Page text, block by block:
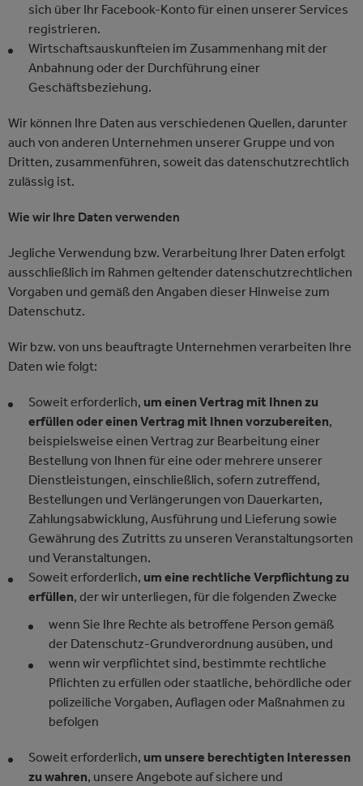
sich über Ihr Facebook-Konto für einen unserer Services
registrieren.
Wirtschaftsauskunfteien im Zusammenhang mit der
Anbahnung oder der Durchführung einer
Geschäftsbeziehung.
Wir können Ihre Daten aus verschiedenen Quellen, darunter
auch von anderen Unternehmen unserer Gruppe und von
Dritten, zusammenführen, soweit das datenschutzrechtlich
zulässig ist.
Wie wir Ihre Daten verwenden
Jegliche Verwendung bzw. Verarbeitung Ihrer Daten erfolgt
ausschließlich im Rahmen geltender datenschutzrechtlichen
Vorgaben und gemäß den Angaben dieser Hinweise zum
Datenschutz.
Wir bzw. von uns beauftragte Unternehmen verarbeiten Ihre
Daten wie folgt:
Soweit erforderlich, um einen Vertrag mit Ihnen zu
erfüllen oder einen Vertrag mit Ihnen vorzubereiten,
beispielsweise einen Vertrag zur Bearbeitung einer
Bestellung von Ihnen für eine oder mehrere unserer
Dienstleistungen, einschließlich, sofern zutreffend,
Bestellungen und Verlängerungen von Dauerkarten,
Zahlungsabwicklung, Ausführung und Lieferung sowie
Gewährung des Zutritts zu unseren Veranstaltungsorten
und Veranstaltungen.
Soweit erforderlich, um eine rechtliche Verpflichtung zu
erfüllen, der wir unterliegen, für die folgenden Zwecke
wenn Sie Ihre Rechte als betroffene Person gemäß
der Datenschutz-Grundverordnung ausüben, und
wenn wir verpflichtet sind, bestimmte rechtliche
Pflichten zu erfüllen oder staatliche, behördliche oder
polizeiliche Vorgaben, Auflagen oder Maßnahmen zu
befolgen
Soweit erforderlich, um unsere berechtigten Interessen
zu wahren, unsere Angebote auf sichere und